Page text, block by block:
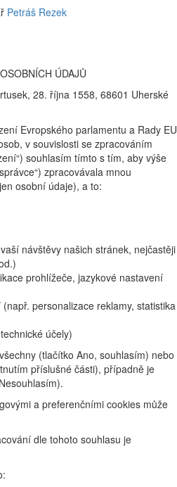
Petráš Rezek
ÚDAJŮ
28. října 1558, 68601 Uherské
Evropského parlamentu a Rady EU
v souvislosti se zpracováním
souhlasím tímto s tím, aby výše
zpracovávala mnou
osobní údaje), a to:
návštěvy našich stránek, nejčastěji
prohlížeče, jazykové nastavení
personalizace reklamy, statistika
účely)
(tlačítko Ano, souhlasím) nebo
příslušné části), případně je
a preferenčními cookies může
dle tohoto souhlasu je